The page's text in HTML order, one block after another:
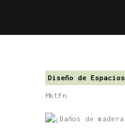
Diseño de Espacios
MktFn